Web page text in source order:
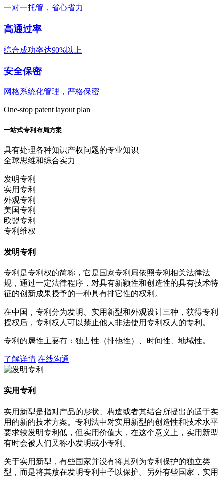
一对一托管，省心省力
高通过率
综合成功率达90%以上
安全保密
网格系统化管理，严格保密
One-stop patent layout plan
一站式专利布局方案
具有处理各种知识产权问题的专业知识
全球思维和综合实力
发明专利
实用专利
外观专利
美国专利
欧盟专利
专利维权
发明专利
专利是专利权的简称，它是国家专利局依照专利相关法律法
规，通过一定法律程序，对具有新颖性和创造性的具有技术特
征的创新成果授予的一种具有排它性的权利。
在中国，专利分为发明、实用新型和外观设计三种，获得专利
授权后，专利权人可以禁止他人非法使用专利权人的专利。
专利的属性主要有：独占性（排他性）、时间性、地域性。
了解详情 在线沟通
实用专利
实用新型是指对产品的形状、构造或者其结合所提出的适于实
用的新的技术方案。专利法中对实用新型的创造性和技术水平
要求较发明专利低，但实用价值大，在这个意义上，实用新型
有时会被人们又称小发明或小专利。
关于实用新型，有些国家并没有将其列为专利保护的独立类
型，而是将其放在发明专利中予以保护。另外有些国家，实用